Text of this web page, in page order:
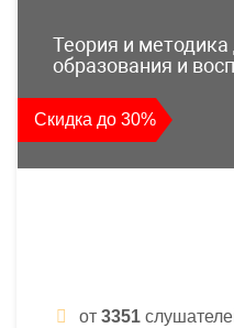
Теория и
образования и
Скидка до 30%
от 3351